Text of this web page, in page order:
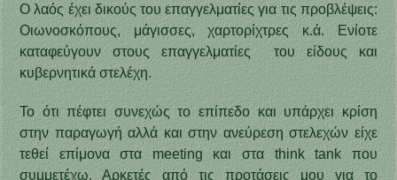
Ο λαός έχει δικούς του επαγγελματίες για τις προβλέψεις:
Οιωνοσκόπους, μάγισσες, χαρτορίχτρες κ.ά. Ενίοτε
καταφεύγουν στους επαγγελματίες του είδους και
κυβερνητικά στελέχη.
Το ότι πέφτει συνεχώς το επίπεδο και υπάρχει κρίση
στην παραγωγή αλλά και στην ανεύρεση στελεχών είχε
τεθεί επίμονα στα meeting και στα think tank που
συμμετέχω. Αρκετές από τις προτάσεις μου για το